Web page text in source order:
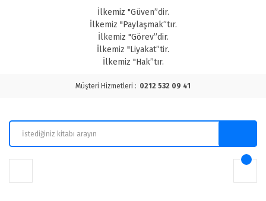
İlkemiz "Güven”dir.
İlkemiz "Paylaşmak”tır.
İlkemiz "Görev”dir.
İlkemiz "Liyakat”tir.
İlkemiz "Hak”tır.
Müşteri Hizmetleri : 0212 532 09 41